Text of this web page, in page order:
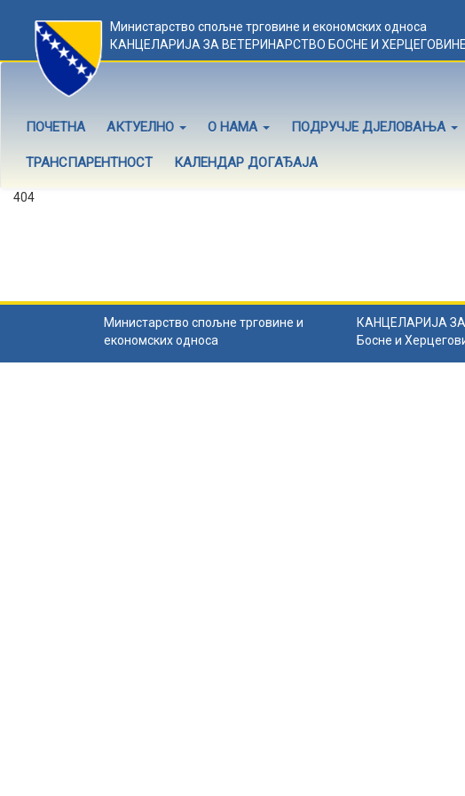
Министарство спољне трговине и економских односа
КАНЦЕЛАРИЈА ЗА ВЕТЕРИНАРСТВО БОСНЕ И ХЕРЦЕГОВИНЕ
ПОЧЕТНА АКТУЕЛНО О НАМА ПОДРУЧЈЕ ДЈЕЛОВАЊА
ТРАНСПАРЕНТНОСТ КАЛЕНДАР ДОГАЂАЈА
404
Министарство спољне трговине и
економских односа
КАНЦЕЛАРИЈА
Босне и